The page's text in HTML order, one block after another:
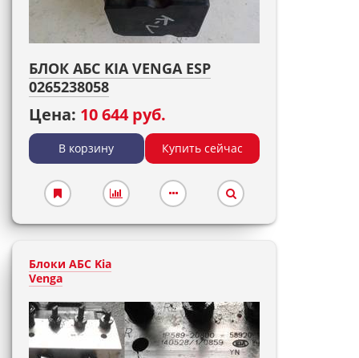
БЛОК АБС KIA VENGA ESP
0265238058
Цена: 10 644 руб.
В корзину Купить сейчас
Блоки АБС Kia
Venga